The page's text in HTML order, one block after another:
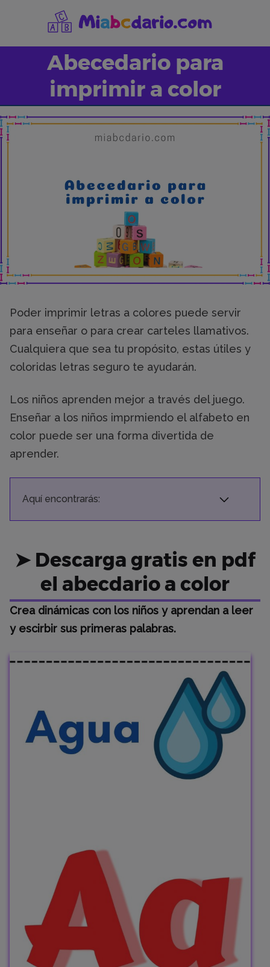
Abecedario para
imprimir a color
Poder imprimir letras a colores puede servir
para enseñar o para crear carteles llamativos.
Cualquiera que sea tu propósito, estas útiles y
coloridas letras seguro te ayudarán.
Los niños aprenden mejor a través del juego.
Enseñar a los niños imprmiendo el alfabeto en
color puede ser una forma divertida de
aprender.
Aquí encontrarás:
➤ Descarga gratis en pdf
el abecdario a color
Crea dinámicas con los niños y aprendan a leer
y escirbir sus primeras palabras.